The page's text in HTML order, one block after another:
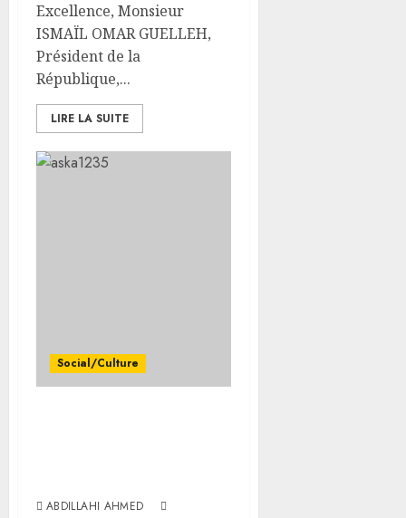
Excellence, Monsieur
ISMAÏL OMAR GUELLEH,
Président de la
République,...
LIRE LA SUITE
Social/Culture
ABDILLAHI AHMED